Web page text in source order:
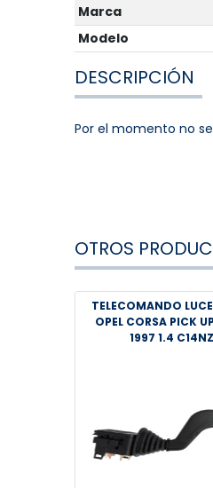
Marca
Modelo
DESCRIPCIÓN
Por el momento no
OTROS
TELECOMANDO
OPEL CORSA PICK
1997 1.4 C14NZ